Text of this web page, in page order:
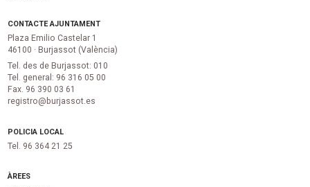
CONTACTE AJUNTAMENT
Plaza Emilio Castelar 1
46100 · Burjassot (València)
Tel. des de Burjassot: 010
Tel. general: 96 316 05 00
Fax. 96 390 03 61
registro@burjassot.es
POLICIA LOCAL
Tel. 96 364 21 25
ÀREES